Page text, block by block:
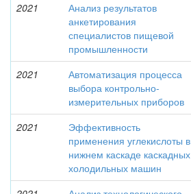
2021
Анализ результатов
анкетирования
специалистов пищевой
промышленности
2021
Автоматизация процесса
выбора контрольно-
измерительных приборов
2021
Эффективность
применения углекислоты в
нижнем каскаде каскадных
холодильных машин